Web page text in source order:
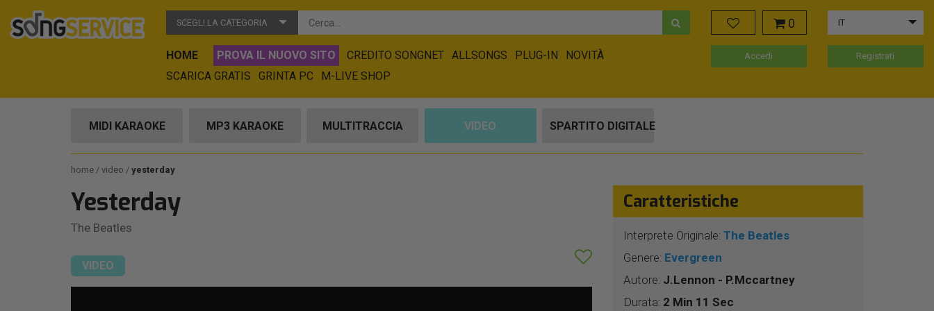
SCEGLI LA CATEGORIA
HOME PROVA IL NUOVO SITO CREDITO SONGNET ALLSONGS PLUG-IN
NOVITÀ
SCARICA GRATIS
GRINTA PC M-LIVE SHOP
0 IT
Accedi Registrati
MIDI KARAOKE MP3 KARAOKE MULTITRACCIA VIDEO SPARTITO DIGITALE
home video yesterday
Yesterday
The Beatles
VIDEO
Caratteristiche
Interprete Originale: The Beatles
Genere: Evergreen
Autore: J.Lennon - P.Mccartney
Durata: 2 Min 11 Sec